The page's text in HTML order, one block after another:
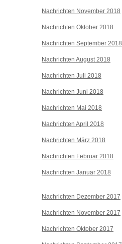
Nachrichten November 2018
Nachrichten Oktober 2018
Nachrichten September 2018
Nachrichten August 2018
Nachrichten Juli 2018
Nachrichten Juni 2018
Nachrichten Mai 2018
Nachrichten April 2018
Nachrichten März 2018
Nachrichten Februar 2018
Nachrichten Januar 2018
Nachrichten Dezember 2017
Nachrichten November 2017
Nachrichten Oktober 2017